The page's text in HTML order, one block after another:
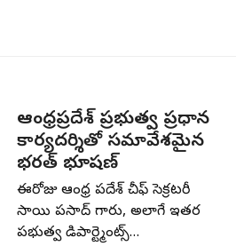
ఆంధ్రప్రదేశ్ ప్రభుత్వ ప్రధాన
కార్యదర్శితో సమావేశమైన
భరత్ భూషణ్
ఈరోజు ఆంధ్ర ప్రదేశ్ చీఫ్ సెక్రటరీ
సాయి ప్రసాద్ గారు, అలాగే ఇతర
ప్రభుత్వ డిపార్ట్మెంట్స్…